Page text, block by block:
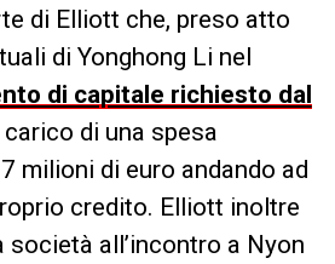
di Elliott che, preso atto
di Yonghong Li nel
di capitale richiesto dal
di una spesa
milioni di euro andando ad
credito. Elliott inoltre
società all’incontro a Nyon